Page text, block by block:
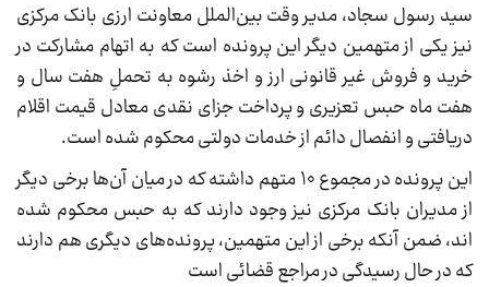
سید رسول سجاد، مدیر وقت بین‌الملل معاونت ارزی بانک مرکزی
نیز یکی از متهمین دیگر این پرونده است که به اتهام مشارکت در
خرید و فروش غیر قانونی ارز و اخذ رشوه به تحملِ هفت سال و
هفت ماه حبس تعزیری و پرداخت جزای نقدی معادل قیمت اقلام
دریافتی و انفصال دائم از خدمات دولتی محکوم شده است.
این پرونده در مجموع ۱۰ متهم داشته که در میان آن‌ها برخی دیگر
از مدیران بانک مرکزی نیز وجود دارند که به حبس محکوم شده
اند، ضمن آنکه برخی از این متهمین، پرونده‌های دیگری هم دارند
که در حال رسیدگی در مراجع قضائی است